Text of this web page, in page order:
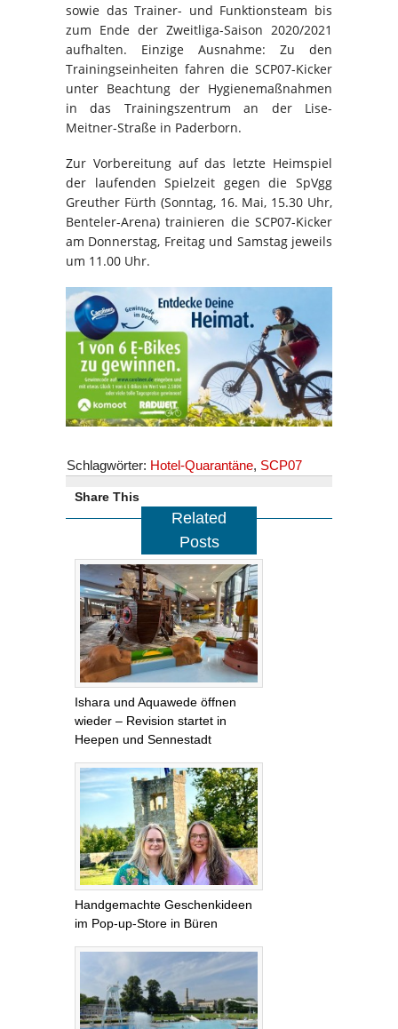
sowie das Trainer- und Funktionsteam bis
zum Ende der Zweitliga-Saison 2020/2021
aufhalten. Einzige Ausnahme: Zu den
Trainingseinheiten fahren die SCP07-Kicker
unter Beachtung der Hygienemaßnahmen
in das Trainingszentrum an der Lise-
Meitner-Straße in Paderborn.
Zur Vorbereitung auf das letzte Heimspiel
der laufenden Spielzeit gegen die SpVgg
Greuther Fürth (Sonntag, 16. Mai, 15.30 Uhr,
Benteler-Arena) trainieren die SCP07-Kicker
am Donnerstag, Freitag und Samstag jeweils
um 11.00 Uhr.
Schlagwörter: Hotel-Quarantäne, SCP07
Share This
Related
Posts
Ishara und Aquawede öffnen
wieder – Revision startet in
Heepen und Sennestadt
Handgemachte Geschenkideen
im Pop-up-Store in Büren